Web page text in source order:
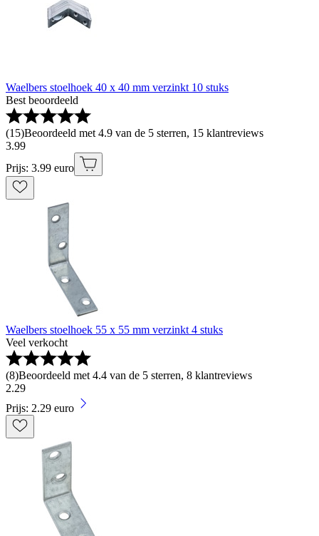
Waelbers stoelhoek 40 x 40 mm verzinkt 10 stuks
Best beoordeeld
(15)Beoordeeld met 4.9 van de 5 sterren, 15 klantreviews
3.99
Prijs: 3.99 euro
Waelbers stoelhoek 55 x 55 mm verzinkt 4 stuks
Veel verkocht
(8)Beoordeeld met 4.4 van de 5 sterren, 8 klantreviews
2.29
Prijs: 2.29 euro